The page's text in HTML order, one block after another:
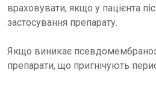
враховувати, якщо у пацієнта
застосування препарату.
Якщо виникає
препарати, що пригнічують